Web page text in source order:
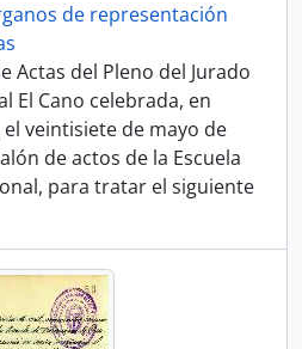
de representación
Actas del Pleno del Jurado
El Cano celebrada, en
veintisiete de mayo de
de actos de la Escuela
para tratar el siguiente